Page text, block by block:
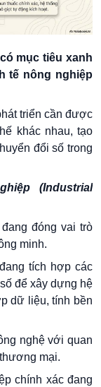
mục tiêu xanh
tế nông nghiệp
triển cần được
khác nhau, tạo
đổi số trong
(Industrial
đóng vai trò
minh.
tích hợp các
để xây dựng hệ
dữ liệu, tính bền
nghệ với quan
mại.
chính xác đang